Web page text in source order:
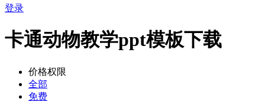
登录
卡通动物教学ppt模板下载
价格权限
全部
免费